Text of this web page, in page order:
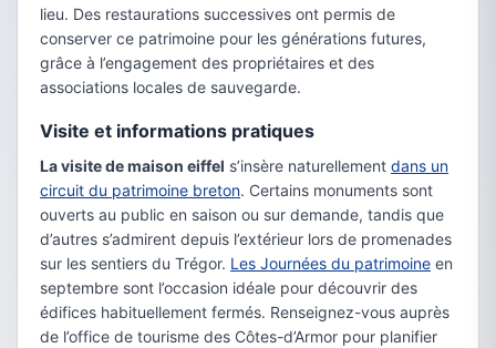
lieu. Des restaurations successives ont permis de
conserver ce patrimoine pour les générations futures,
grâce à l’engagement des propriétaires et des
associations locales de sauvegarde.
Visite et informations pratiques
La visite de maison eiffel s’insère naturellement dans un
circuit du patrimoine breton. Certains monuments sont
ouverts au public en saison ou sur demande, tandis que
d’autres s’admirent depuis l’extérieur lors de promenades
sur les sentiers du Trégor. Les Journées du patrimoine en
septembre sont l’occasion idéale pour découvrir des
édifices habituellement fermés. Renseignez-vous auprès
de l’office de tourisme des Côtes-d’Armor pour planifier